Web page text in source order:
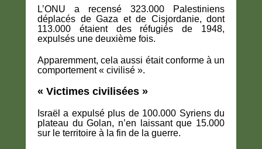
L’ONU a recensé 323.000 Palestiniens
déplacés de Gaza et de Cisjordanie, dont
113.000 étaient des réfugiés de 1948,
expulsés une deuxième fois.
Apparemment, cela aussi était conforme à un
comportement « civilisé ».
« Victimes civilisées »
Israël a expulsé plus de 100.000 Syriens du
plateau du Golan, n’en laissant que 15.000
sur le territoire à la fin de la guerre.